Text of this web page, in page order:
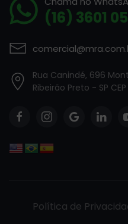
(16) 3601
Rua Canindé, 696
Ribeirão Preto - SP CEP
Política de